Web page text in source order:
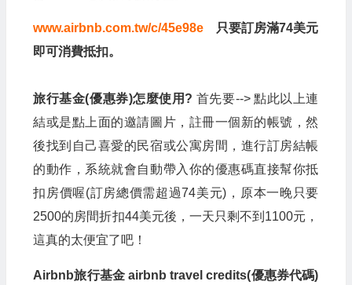
www.airbnb.com.tw/c/45e98e
只要訂房滿74美元
即可消費抵扣。
旅行基金(優惠券)怎麼使用? 首先要--> 點此以上連
結或是點上面的邀請圖片，註冊一個新的帳號，然
後找到自己喜愛的民宿或公寓房間，進行訂房結帳
的動作，系統就會自動帶入你的優惠碼直接幫你抵
扣房價喔(訂房總價需超過74美元)，原本一晚只要
2500的房間折扣44美元後，一天只剩不到1100元，
這真的太便宜了吧！
Airbnb旅行基金 airbnb travel credits(優惠券代碼)